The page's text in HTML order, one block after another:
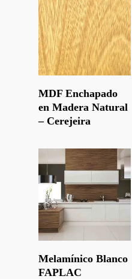
MDF Enchapado
en Madera Natural
– Cerejeira
Leer Más
Melamínico Blanco
FAPLAC